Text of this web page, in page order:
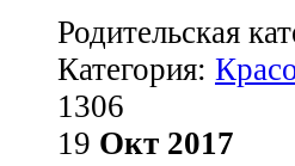
Родительская
Категория:
1306
19 Окт 2017